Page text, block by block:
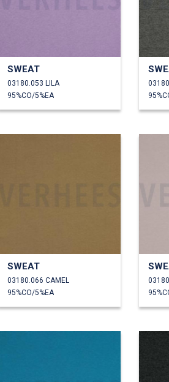
SWEAT
03180.053 LILA
95%CO/5%EA
SWEAT
03180.066 CAMEL
95%CO/5%EA